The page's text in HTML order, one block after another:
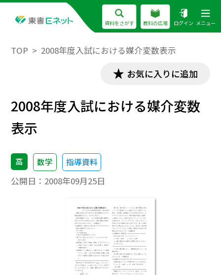
資料をさがす 教科の広場 ログイン メニュー
TOP 2008年度入試における媒介変数表示
お気に入りに追加
2008年度入試における媒介変数
表示
高 数学 指導資料
公開日： 2008年09月25日